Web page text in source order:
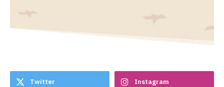
Twitter Instagram